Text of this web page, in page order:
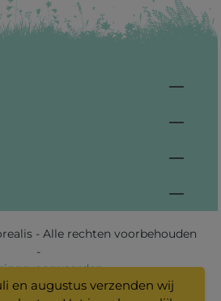
- Alle rechten voorbehouden
-
-
en augustus verzenden wij